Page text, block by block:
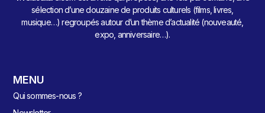
sélection d’une douzaine de produits culturels (films, livres,
musique…) regroupés autour d’un thème d’actualité (nouveauté,
expo, anniversaire…).
MENU
Qui sommes-nous ?